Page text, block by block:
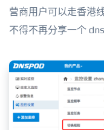
营商用户可以走香港
不得不再分享一个